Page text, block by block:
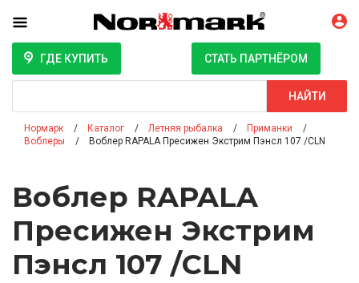
ГДЕ КУПИТЬ СТАТЬ ПАРТНЁРОМ
НАЙТИ
Нормарк Каталог Летняя рыбалка
Приманки
Воблеры
Воблер RAPALA Пресижен Экстрим Пэнсл 107 /CLN
Воблер RAPALA
Пресижен Экстрим
Пэнсл 107 /CLN